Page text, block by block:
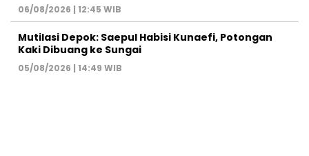
06/08/2026 | 12:45 WIB
Mutilasi Depok: Saepul Habisi Kunaefi, Potongan
Kaki Dibuang ke Sungai
05/08/2026 | 14:49 WIB